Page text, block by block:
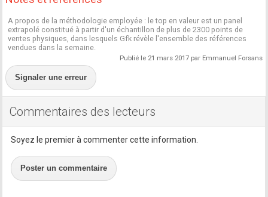
A propos de la méthodologie employée : le top en valeur est un panel
extrapolé constitué à partir d'un échantillon de plus de 2300 points de
ventes physiques, dans lesquels Gfk révèle l'ensemble des références
vendues dans la semaine.
Publié le 21 mars 2017 par Emmanuel Forsans
Signaler une erreur
Commentaires des lecteurs
Soyez le premier à commenter cette information.
Poster un commentaire